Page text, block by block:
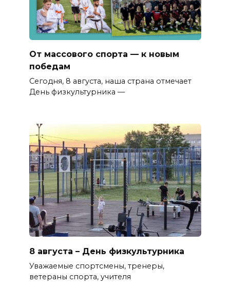
От массового спорта — к новым
победам
Сегодня, 8 августа, наша страна отмечает
День физкультурника —
8 августа – День физкультурника
Уважаемые спортсмены, тренеры,
ветераны спорта, учителя